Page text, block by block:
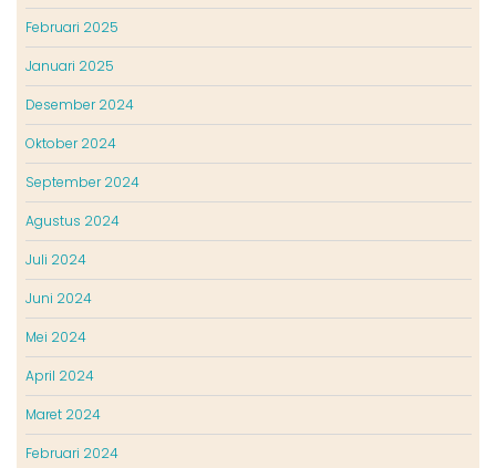
Februari 2025
Januari 2025
Desember 2024
Oktober 2024
September 2024
Agustus 2024
Juli 2024
Juni 2024
Mei 2024
April 2024
Maret 2024
Februari 2024